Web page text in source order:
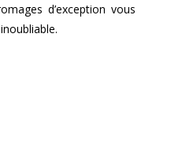
d’exception vous